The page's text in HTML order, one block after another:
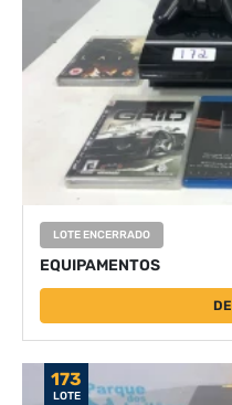
LOTE ENCERRADO
EQUIPAMENTOS
173
LOTE